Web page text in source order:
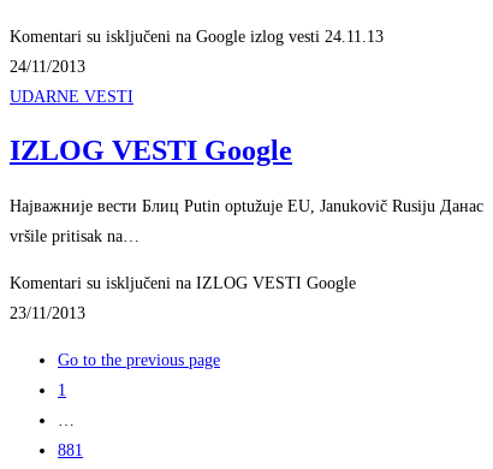
Komentari su isključeni na Google izlog vesti 24.11.13
24/11/2013
UDARNE VESTI
IZLOG VESTI Google
Најважније вести Блиц Putin optužuje EU, Janukovič Rusiju
vršile pritisak na…
Komentari su isključeni na IZLOG VESTI Google
23/11/2013
Go to the previous page
1
881